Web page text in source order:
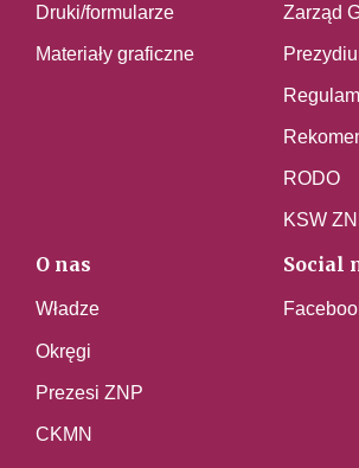
Druki/formularze
Materiały graficzne
Zarząd
RODO
KSW
O nas
Władze
Okręgi
Prezesi ZNP
CKMN
Social